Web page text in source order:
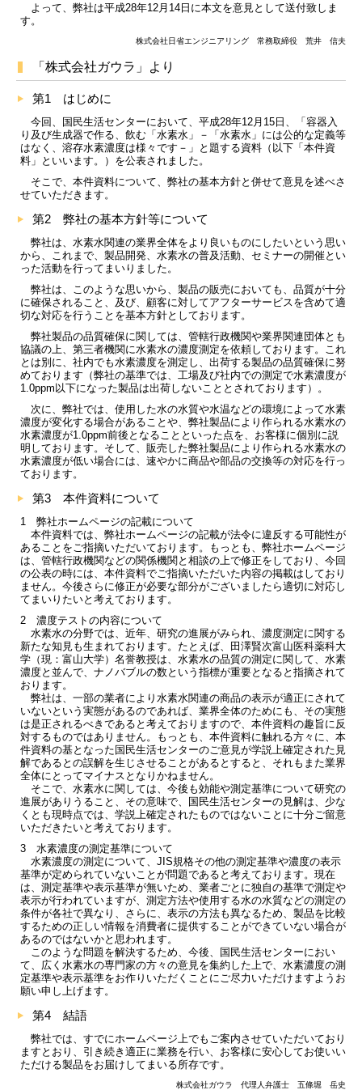
よって、弊社は平成28年12月14日に本文を意見として送付致しま
す。
株式会社日省エンジニアリング 常務取締役 荒井 信夫
「株式会社ガウラ」より
第1 はじめに
今回、国民生活センターにおいて、平成28年12月15日、「容器入
り及び生成器で作る、飲む「水素水」－「水素水」には公的な定義等
はなく、溶存水素濃度は様々です－」と題する資料（以下「本件資
料」といいます。）を公表されました。
そこで、本件資料について、弊社の基本方針と併せて意見を述べさ
せていただきます。
第2 弊社の基本方針等について
弊社は、水素水関連の業界全体をより良いものにしたいという思い
から、これまで、製品開発、水素水の普及活動、セミナーの開催とい
った活動を行ってまいりました。
弊社は、このような思いから、製品の販売においても、品質が十分
に確保されること、及び、顧客に対してアフターサービスを含めて適
切な対応を行うことを基本方針としております。
弊社製品の品質確保に関しては、管轄行政機関や業界関連団体とも
協議の上、第三者機関に水素水の濃度測定を依頼しております。これ
とは別に、社内でも水素濃度を測定し、出荷する製品の品質確保に努
めております（弊社の基準では、工場及び社内での測定で水素濃度が
1.0ppm以下になった製品は出荷しないこととされております）。
次に、弊社では、使用した水の水質や水温などの環境によって水素
濃度が変化する場合があることや、弊社製品により作られる水素水の
水素濃度が1.0ppm前後となることといった点を、お客様に個別に説
明しております。そして、販売した弊社製品により作られる水素水の
水素濃度が低い場合には、速やかに商品や部品の交換等の対応を行っ
ております。
第3 本件資料について
1 弊社ホームページの記載について
本件資料では、弊社ホームページの記載が法令に違反する可能性が
あることをご指摘いただいております。もっとも、弊社ホームページ
は、管轄行政機関などの関係機関と相談の上で修正をしており、今回
の公表の時には、本件資料でご指摘いただいた内容の掲載はしており
ません。今後さらに修正が必要な部分がございましたら適切に対応し
てまいりたいと考えております。
2 濃度テストの内容について
水素水の分野では、近年、研究の進展がみられ、濃度測定に関する
新たな知見も生まれております。たとえば、田澤賢次富山医科薬科大
学（現：富山大学）名誉教授は、水素水の品質の測定に関して、水素
濃度と並んで、ナノバブルの数という指標が重要となると指摘されて
おります。
弊社は、一部の業者により水素水関連の商品の表示が適正にされて
いないという実態があるのであれば、業界全体のためにも、その実態
は是正されるべきであると考えておりますので、本件資料の趣旨に反
対するものではありません。もっとも、本件資料に触れる方々に、本
件資料の基となった国民生活センターのご意見が学説上確定された見
解であるとの誤解を生じさせることがあるとすると、それもまた業界
全体にとってマイナスとなりかねません。
そこで、水素水に関しては、今後も効能や測定基準について研究の
進展がありうること、その意味で、国民生活センターの見解は、少な
くとも現時点では、学説上確定されたものではないことに十分ご留意
いただきたいと考えております。
3 水素濃度の測定基準について
水素濃度の測定について、JIS規格その他の測定基準や濃度の表示
基準が定められていないことが問題であると考えております。現在
は、測定基準や表示基準が無いため、業者ごとに独自の基準で測定や
表示が行われていますが、測定方法や使用する水の水質などの測定の
条件が各社で異なり、さらに、表示の方法も異なるため、製品を比較
するための正しい情報を消費者に提供することができていない場合が
あるのではないかと思われます。
このような問題を解決するため、今後、国民生活センターにおい
て、広く水素水の専門家の方々の意見を集約した上で、水素濃度の測
定基準や表示基準をお作りいただくことにご尽力いただけますようお
願い申し上げます。
第4 結語
弊社では、すでにホームページ上でもご案内させていただいており
ますとおり、引き続き適正に業務を行い、お客様に安心してお使いい
ただける製品をお届けしてまいる所存です。
株式会社ガウラ 代理人弁護士 五條堀 岳史